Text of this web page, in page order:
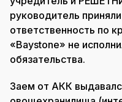
руководитель
ответственность по
«Baystone» не
обязательства.
Заем от АКК